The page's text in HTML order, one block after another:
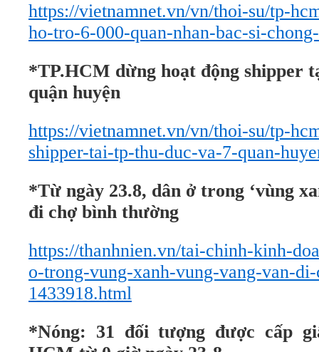
https://vietnamnet.vn/vn/thoi-su/tp-
ho-tro-6-000-quan-nhan-bac-si-
*TP.HCM dừng hoạt động shipper
quận huyện
https://vietnamnet.vn/vn/thoi-su/tp-
shipper-tai-tp-thu-duc-va-7-quan-
*Từ ngày 23.8, dân ở trong ‘vùng
đi chợ bình thường
https://thanhnien.vn/tai-chinh-kinh-
o-trong-vung-xanh-vung-vang-van-
1433918.html
*Nóng: 31 đối tượng được cấp